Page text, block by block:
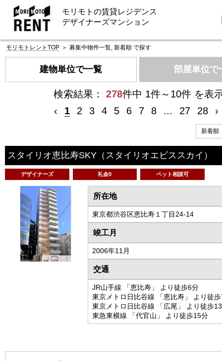
モリモトの賃貸レジデンス
デザイナーズマンション
モリモトレントTOP ＞ 募集中物件一覧, 新着順 で探す
建物単位で一覧 部屋単位で
検索結果： 278件中 1件～10件 を表
‹
1 2 3 4 5 6 7 8 ... 27 28 ›
スタイリオ恵比寿SKY （スタイリオエビススカイ）
デザイナーズ 礼金0 ペット相談可
所在地
東京都渋谷区恵比寿１丁目24-14
竣工月
2006年11月
交通
JR山手線 「恵比寿」 より徒歩6分
東京メトロ日比谷線 「恵比寿」 より徒
東京メトロ日比谷線 「広尾」 より徒歩
東急東横線 「代官山」 より徒歩15分